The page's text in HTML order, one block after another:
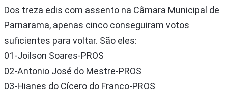
Dos treza edis com assento na Câmara Municipal de
Parnarama, apenas cinco conseguiram votos
suficientes para voltar. São eles:
01-Joilson Soares-PROS
02-Antonio José do Mestre-PROS
03-Hianes do Cícero do Franco-PROS